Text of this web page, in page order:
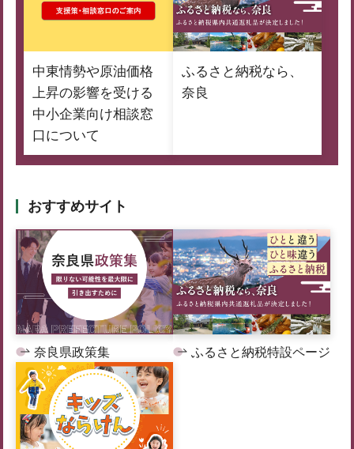
中東情勢や原油価格
上昇の影響を受ける
中小企業向け相談窓
口について
ふるさと納税なら、
奈良
おすすめサイト
奈良県政策集 ふるさと納税特設ページ